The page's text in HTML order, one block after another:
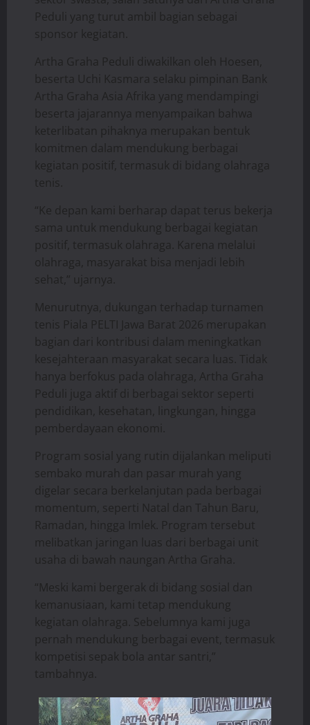
Peduli yang turut ambil bagian sebagai
sponsor kegiatan.
Artha Graha Peduli diwakilkan oleh Hoesen,
beserta Uchi Kasmara selaku pimpinan Bank
Artha Graha Asia Afrika yang mendampingi
beserta jajarannya menyampaikan bahwa
keterlibatan pihaknya merupakan bentuk
komitmen dalam mendukung berbagai
kegiatan positif, termasuk di bidang olahraga
tenis.
“Ke depan kami berharap dapat terus bekerja
sama untuk mendukung berbagai kegiatan
positif, termasuk olahraga. Karena melalui
olahraga, masyarakat bisa menjadi lebih
sehat,” ujarnya.
Menurutnya, dukungan terhadap turnamen
tenis Piala PELTI Jawa Barat 2026 merupakan
bagian dari kontribusi dalam meningkatkan
kesejahteraan masyarakat secara luas. Tidak
hanya berfokus pada olahraga, Artha Graha
Peduli juga aktif di berbagai sektor seperti
pendidikan, kesehatan, lingkungan, hingga
pemberdayaan ekonomi.
Program sosial yang rutin dijalankan meliputi
sembako murah dan pasar murah yang
digelar secara berkelanjutan pada berbagai
momentum, seperti Natal dan Tahun Baru,
Ramadan, hingga Imlek. Program tersebut
melibatkan jaringan luas dari berbagai unit
usaha di bawah naungan Artha Graha.
“Meski kami bergerak di bidang sosial dan
kemanusiaan, kami tetap mendukung
kegiatan olahraga. Sebelumnya kami juga
pernah mendukung berbagai event, termasuk
kompetisi sepak bola antar santri,”
tambahnya.